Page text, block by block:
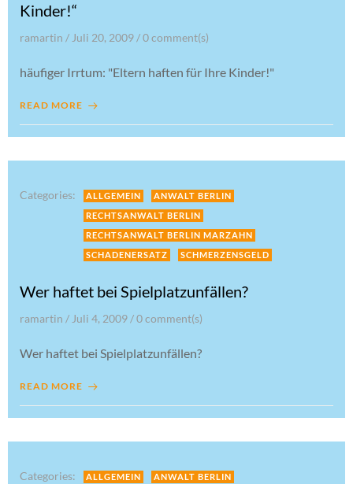
Kinder!“
ramartin / Juli 20, 2009 /0comment(s)
häufiger Irrtum: "Eltern haften für Ihre Kinder!"
READ MORE
Categories: ALLGEMEIN
ANWALT BERLIN
RECHTSANWALT BERLIN
RECHTSANWALT BERLIN MARZAHN
SCHADENERSATZ
SCHMERZENSGELD
Wer haftet bei Spielplatzunfällen?
ramartin / Juli 4, 2009 /0comment(s)
Wer haftet bei Spielplatzunfällen?
READ MORE
Categories: ALLGEMEIN
ANWALT BERLIN